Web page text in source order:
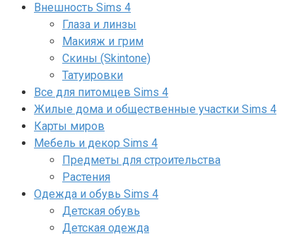
Внешность Sims 4
Глаза и линзы
Макияж и грим
Скины (Skintone)
Татуировки
Все для питомцев Sims 4
Жилые дома и общественные участки Sims 4
Карты миров
Мебель и декор Sims 4
Предметы для строительства
Растения
Одежда и обувь Sims 4
Детская обувь
Детская одежда